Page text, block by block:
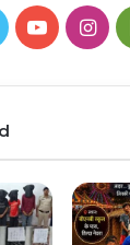
YouTube